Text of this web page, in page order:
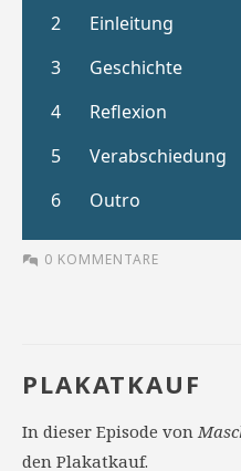
0 KOMMENTARE
PLAKATKAUF
In dieser Episode von
den Plakatkauf.